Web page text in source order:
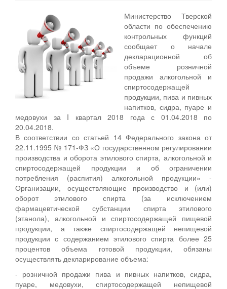
Министерство Тверской
области по обеспечению
контрольных функций
сообщает о начале
декларационной об
объеме розничной
продажи алкогольной и
спиртосодержащей
продукции, пива и пивных
напитков, сидра, пуаре и
медовухи за I квартал 2018 года с 01.04.2018 по
20.04.2018.
В соответствии со статьей 14 Федерального закона от
22.11.1995 № 171-ФЗ «О государственном регулировании
производства и оборота этилового спирта, алкогольной и
спиртосодержащей продукции и об ограничении
потребления (распития) алкогольной продукции» -
Организации, осуществляющие производство и (или)
оборот этилового спирта (за исключением
фармацевтической субстанции спирта этилового
(этанола), алкогольной и спиртосодержащей пищевой
продукции, а также спиртосодержащей непищевой
продукции с содержанием этилового спирта более 25
процентов объема готовой продукции, обязаны
осуществлять декларирование объема:
- розничной продажи пива и пивных напитков, сидра,
пуаре, медовухи, спиртосодержащей непищевой